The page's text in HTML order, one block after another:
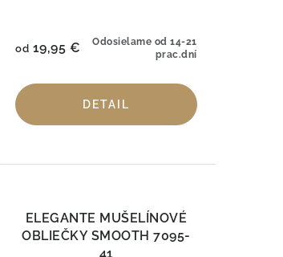
Odosielame od 14-21
prac.dní
od 19,95 €
DETAIL
ELEGANTE MUŠELÍNOVÉ
OBLIEČKY SMOOTH 7095-
41